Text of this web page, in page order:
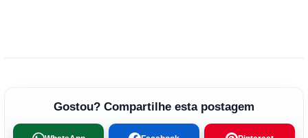
Gostou? Compartilhe esta postagem